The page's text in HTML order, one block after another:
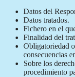
Datos del
Datos tratados.
Fichero en el
Finalidad del
Obligatoriedad
consecuencias
Sobre los
procedimiento